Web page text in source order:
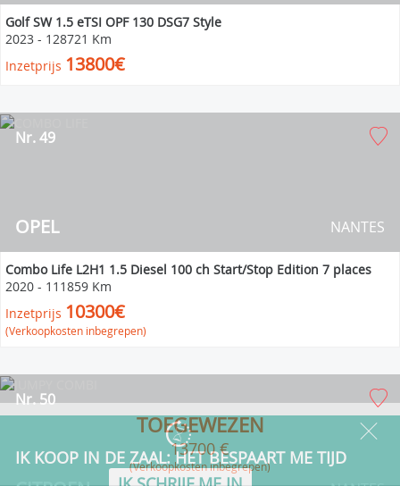
Golf SW 1.5 eTSI OPF 130 DSG7 Style
2023 - 128721 Km
Inzetprijs 13800€
OPEL
Nr. 49
NANTES
Combo Life L2H1 1.5 Diesel 100 ch Start/Stop Edition 7 places
2020 - 111859 Km
Inzetprijs 10300€
(Verkoopkosten inbegrepen)
Nr. 50
TOEGEWEZEN
13700 €
(verkoopkosten inbegrepen)